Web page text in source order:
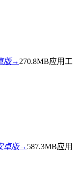
版→ 270.8MB应用工
卓版→ 587.3MB应用